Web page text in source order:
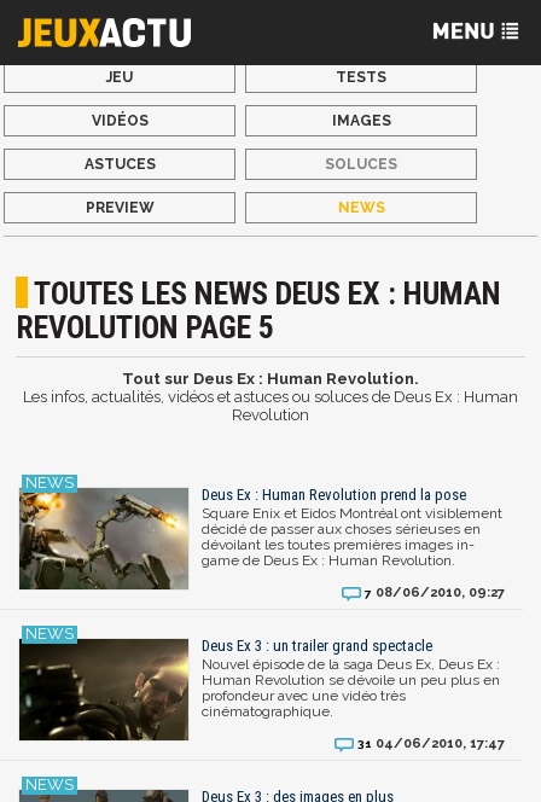
JEU TESTS
VIDÉOS IMAGES
ASTUCES SOLUCES
PREVIEW NEWS
TOUTES LES NEWS DEUS EX : HUMAN
REVOLUTION PAGE 5
Tout sur Deus Ex : Human Revolution.
Les infos, actualités, vidéos et astuces ou soluces de Deus Ex : Human
Revolution
Deus Ex : Human Revolution prend la pose
Square Enix et Eidos Montréal ont visiblement
décidé de passer aux choses sérieuses en
dévoilant les toutes premières images in-
game de Deus Ex : Human Revolution.
7 08/06/2010, 09:27
Deus Ex 3 : un trailer grand spectacle
Nouvel épisode de la saga Deus Ex, Deus Ex :
Human Revolution se dévoile un peu plus en
profondeur avec une vidéo très
cinématographique.
31 04/06/2010, 17:47
Deus Ex 3 : des images en plus